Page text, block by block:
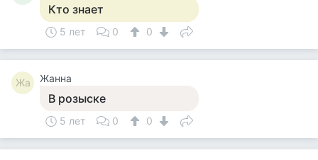
Кто знает
5 лет 0 0
Жа Жанна
В розыске
5 лет 0 0